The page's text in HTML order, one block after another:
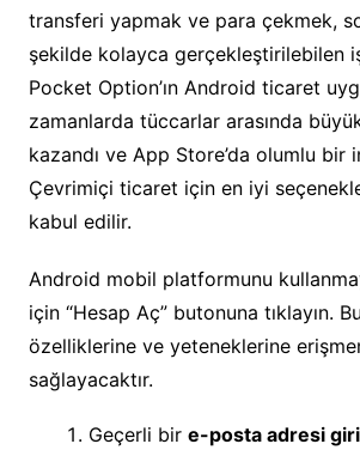
transferi yapmak ve para çekmek,
şekilde kolayca gerçekleştirilebilen
Pocket Option’ın Android ticaret
zamanlarda tüccarlar arasında
kazandı ve App Store’da olumlu bir
Çevrimiçi ticaret için en iyi
kabul edilir.
Android mobil platformunu
için “Hesap Aç” butonuna tıklayın.
özelliklerine ve yeteneklerine
sağlayacaktır.
Geçerli bir e-posta adresi